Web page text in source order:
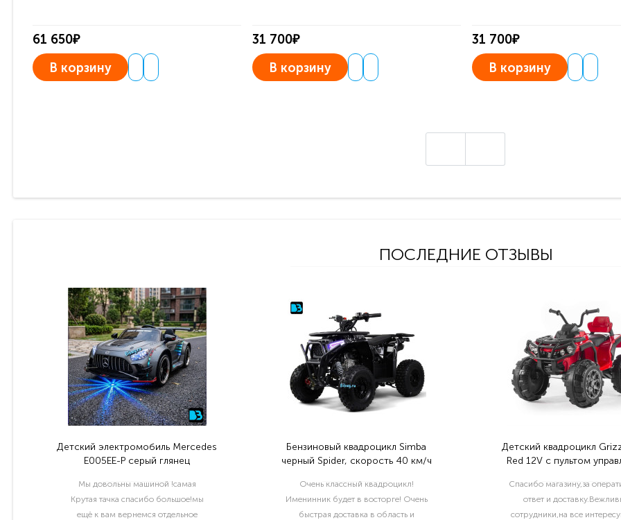
61 650₽
В корзину
31 700₽
В корзину
31 700₽
В корзину
ПОСЛЕДНИЕ ОТЗЫВЫ
Детский электромобиль Mercedes
E005EE-P серый глянец
Мы довольны машиной !самая
Крутая тачка спасибо большое!мы
ещё к вам вернемся отдельное
Бензиновый квадроцикл Simba
черный Spider, скорость 40 км/ч
Очень классный квадроцикл!
Именинник будет в восторге! Очень
быстрая доставка в область и
Детский квадроцикл
Red 12V с пультом
Спасибо магазину,за
ответ и
сотрудники,на все